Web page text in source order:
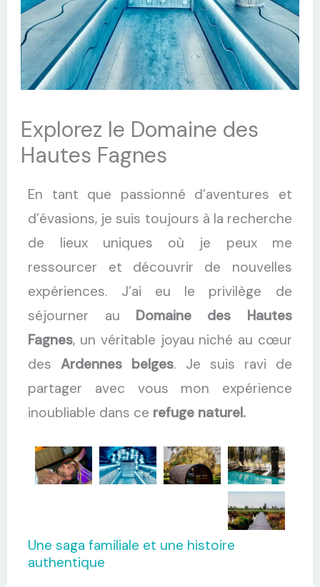
Explorez le Domaine des
Hautes Fagnes
En tant que passionné d’aventures et
d’évasions, je suis toujours à la recherche
de lieux uniques où je peux me
ressourcer et découvrir de nouvelles
expériences. J’ai eu le privilège de
séjourner au Domaine des Hautes
Fagnes, un véritable joyau niché au cœur
desArdennes belges. Je suis ravi de
partager avec vous mon expérience
inoubliable dans ce refuge naturel.
Une saga familiale et une histoire
authentique